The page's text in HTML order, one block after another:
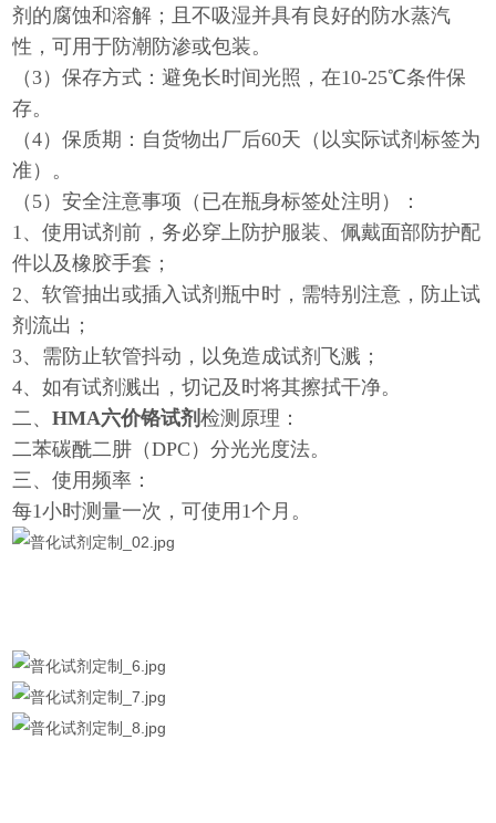
剂的腐蚀和溶解；且不吸湿并具有良好的防水蒸汽
性，可用于防潮防渗或包装。
（3）保存方式：避免长时间光照，在10-25℃条件保
存。
（4）保质期：自货物出厂后60天（以实际试剂标签为
准）。
（5）安全注意事项（已在瓶身标签处注明）：
1、使用试剂前，务必穿上防护服装、佩戴面部防护配
件以及橡胶手套；
2、软管抽出或插入试剂瓶中时，需特别注意，防止试
剂流出；
3、需防止软管抖动，以免造成试剂飞溅；
4、如有试剂溅出，切记及时将其擦拭干净。
二、HMA六价铬试剂检测原理：
二苯碳酰二肼（DPC）分光光度法。
三、使用频率：
每1小时测量一次，可使用1个月。